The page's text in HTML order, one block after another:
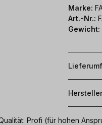
Marke:
Art.-Nr.:
Gewicht:
Hersteller
Profi (für hohen